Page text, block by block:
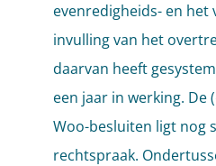
evenredigheids- en
invulling van het
daarvan heeft
een jaar in werking. De
Woo-besluiten ligt nog
rechtspraak.